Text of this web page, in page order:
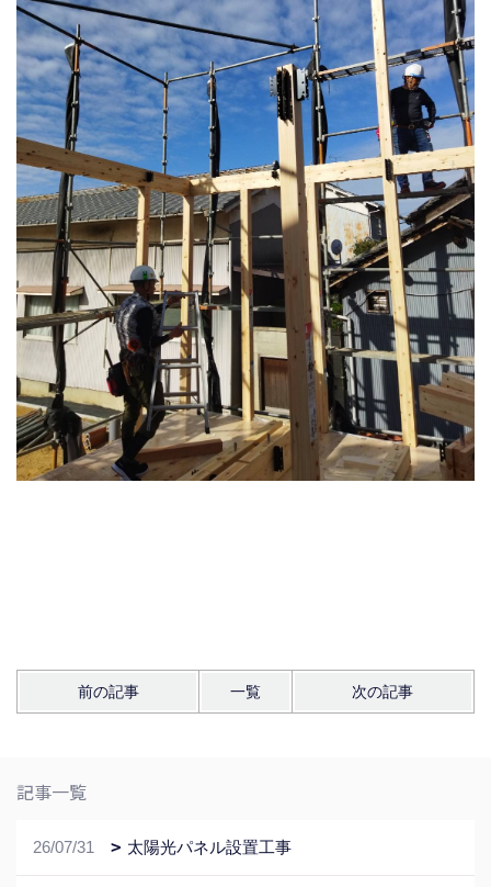
前の記事 一覧 次の記事
記事一覧
26/07/31 太陽光パネル設置工事